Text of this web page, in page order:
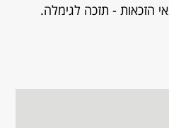
הזכאות - תזכה לגימלה.